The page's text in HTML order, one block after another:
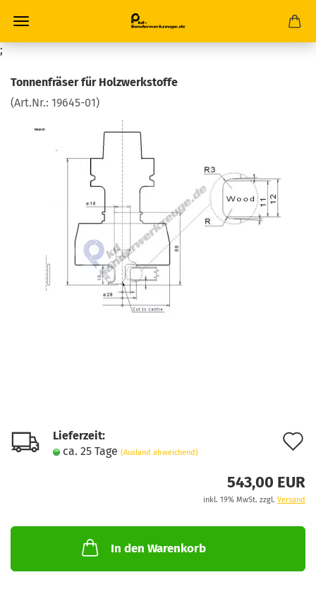
;
Tonnenfräser für Holzwerkstoffe
(Art.Nr.: 19645-01)
Lieferzeit:
ca. 25 Tage (Ausland abweichend)
543,00 EUR
inkl. 19% MwSt. zzgl. Versand
In den Warenkorb